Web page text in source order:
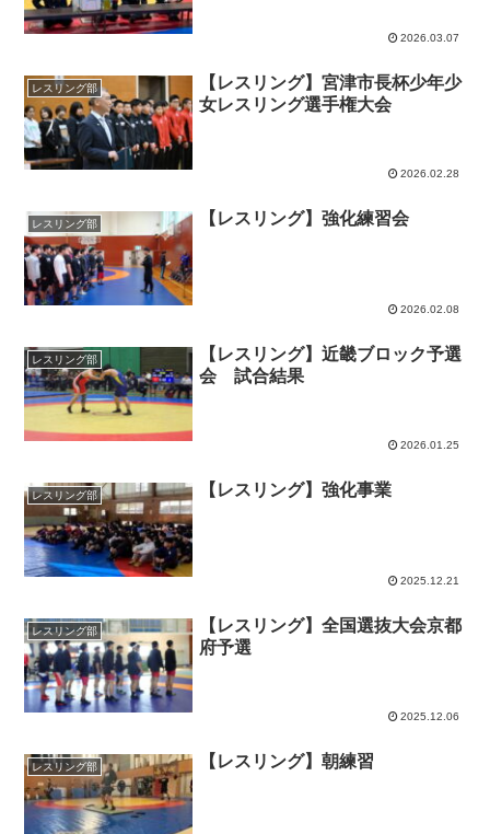
2026.03.07
レスリング部
【レスリング】宮津市長杯少年少
女レスリング選手権大会
2026.02.28
レスリング部 【レスリング】強化練習会
2026.02.08
レスリング部
【レスリング】近畿ブロック予選
会 試合結果
2026.01.25
レスリング部 【レスリング】強化事業
2025.12.21
レスリング部
【レスリング】全国選抜大会京都
府予選
2025.12.06
レスリング部 【レスリング】朝練習